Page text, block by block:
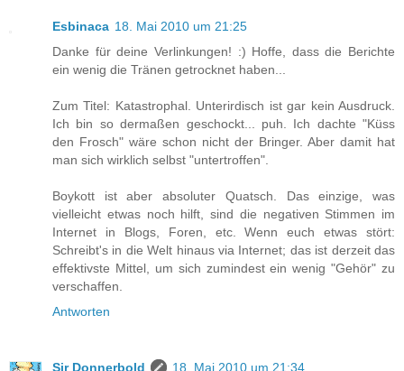
Esbinaca 18. Mai 2010 um 21:25
Danke für deine Verlinkungen! :) Hoffe, dass die Berichte
ein wenig die Tränen getrocknet haben...
Zum Titel: Katastrophal. Unterirdisch ist gar kein Ausdruck.
Ich bin so dermaßen geschockt... puh. Ich dachte "Küss
den Frosch" wäre schon nicht der Bringer. Aber damit hat
man sich wirklich selbst "untertroffen".
Boykott ist aber absoluter Quatsch. Das einzige, was
vielleicht etwas noch hilft, sind die negativen Stimmen im
Internet in Blogs, Foren, etc. Wenn euch etwas stört:
Schreibt's in die Welt hinaus via Internet; das ist derzeit das
effektivste Mittel, um sich zumindest ein wenig "Gehör" zu
verschaffen.
Antworten
Sir Donnerbold
18. Mai 2010 um 21:34